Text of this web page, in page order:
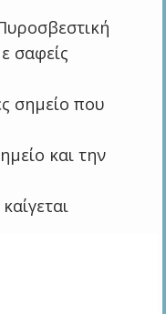
σαφείς
σημείο που
και την